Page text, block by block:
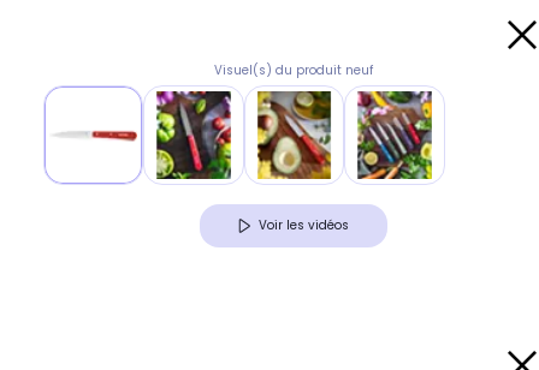
Visuel(s) du produit neuf
Voir les vidéos